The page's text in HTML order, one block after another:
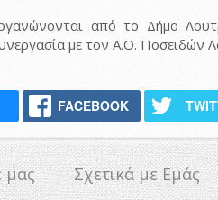
από το Δήμο
με τον Α.Ο. Ποσειδών
FACEBOOK
μας
Σχετικά με Eμάς